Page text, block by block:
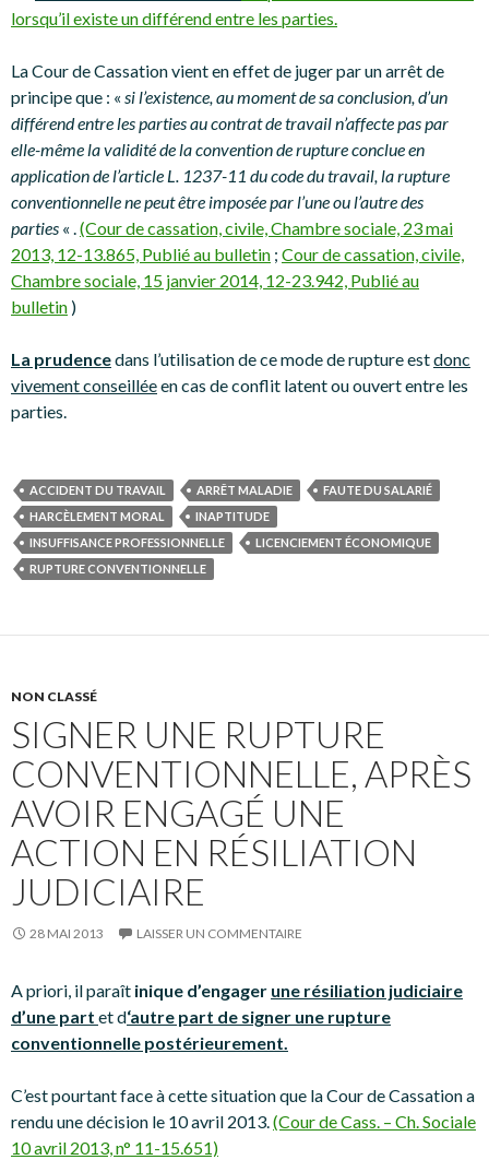
lorsqu’il existe un différend entre les parties.
La Cour de Cassation vient en effet de juger par un arrêt de
principe que : « si l’existence, au moment de sa conclusion, d’un
différend entre les parties au contrat de travail n’affecte pas par
elle-même la validité de la convention de rupture conclue en
application de l’article L. 1237-11 du code du travail, la rupture
conventionnelle ne peut être imposée par l’une ou l’autre des
parties « .(Cour de cassation, civile, Chambre sociale, 23 mai
2013, 12-13.865, Publié au bulletin ; Cour de cassation, civile,
Chambre sociale, 15 janvier 2014, 12-23.942, Publié au
bulletin )
La prudencedans l’utilisation de ce mode de rupture estdonc
vivement conseilléeen cas de conflit latent ou ouvert entre les
parties.
ACCIDENT DU TRAVAIL ARRÊT MALADIE
FAUTE DU SALARIÉ
HARCÈLEMENT MORAL
INAPTITUDE
INSUFFISANCE PROFESSIONNELLE
LICENCIEMENT ÉCONOMIQUE
RUPTURE CONVENTIONNELLE
NON CLASSÉ
SIGNER UNE RUPTURE
CONVENTIONNELLE, APRÈS
AVOIR ENGAGÉ UNE
ACTION EN RÉSILIATION
JUDICIAIRE
28 MAI 2013 LAISSER UN COMMENTAIRE
A priori, il paraît inique d’engager une résiliation judiciaire
d’une part et d‘autre part de signer une rupture
conventionnelle postérieurement.
C’est pourtant face à cette situation que la Cour de Cassation a
rendu une décision le 10 avril 2013.(Cour de Cass. – Ch. Sociale
10 avril 2013, n° 11-15.651)